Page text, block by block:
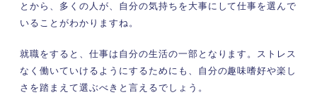
とから、多くの人が、自分の気持ちを大事にして仕事を選んで
いることがわかりますね。
就職をすると、仕事は自分の生活の一部となります。ストレス
なく働いていけるようにするためにも、自分の趣味嗜好や楽し
さを踏まえて選ぶべきと言えるでしょう。